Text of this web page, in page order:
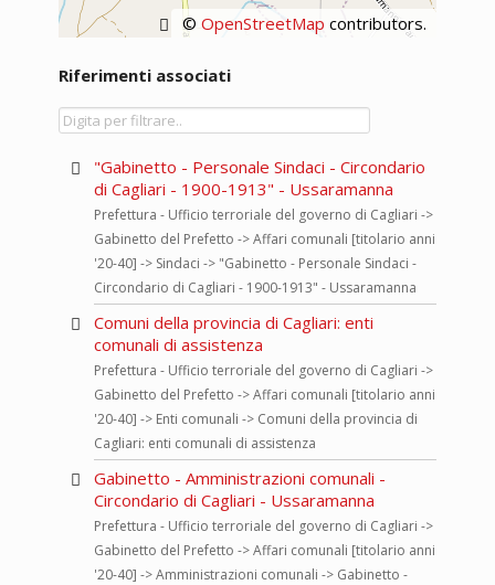
© OpenStreetMap contributors.
Riferimenti associati
"Gabinetto - Personale Sindaci - Circondario
di Cagliari - 1900-1913" - Ussaramanna
Prefettura - Ufficio terroriale del governo di Cagliari ->
Gabinetto del Prefetto -> Affari comunali [titolario anni
'20-40] -> Sindaci -> "Gabinetto - Personale Sindaci -
Circondario di Cagliari - 1900-1913" - Ussaramanna
Comuni della provincia di Cagliari: enti
comunali di assistenza
Prefettura - Ufficio terroriale del governo di Cagliari ->
Gabinetto del Prefetto -> Affari comunali [titolario anni
'20-40] -> Enti comunali -> Comuni della provincia di
Cagliari: enti comunali di assistenza
Gabinetto - Amministrazioni comunali -
Circondario di Cagliari - Ussaramanna
Prefettura - Ufficio terroriale del governo di Cagliari ->
Gabinetto del Prefetto -> Affari comunali [titolario anni
'20-40] -> Amministrazioni comunali -> Gabinetto -